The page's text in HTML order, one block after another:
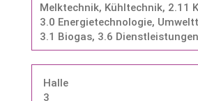
Melktechnik, Kühltechnik, 2.11
3.0 Energietechnologie,
3.1 Biogas, 3.6 Dienstleistungen
Halle
3